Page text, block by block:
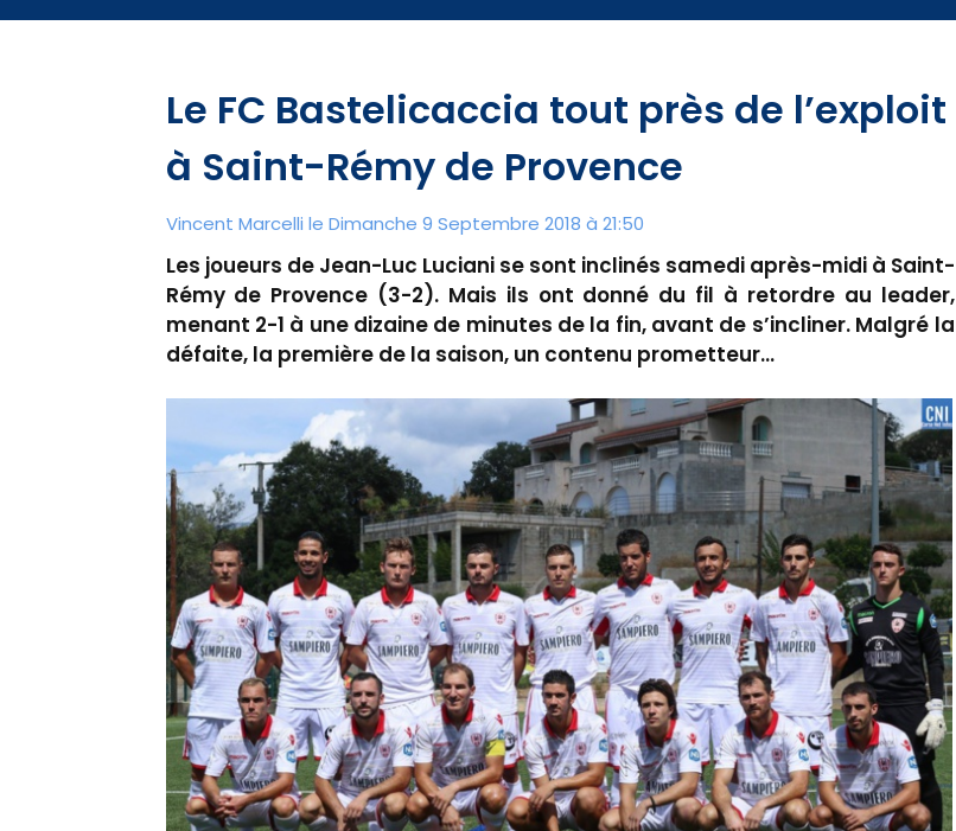
Le FC Bastelicaccia tout près de l’exploit
à Saint-Rémy de Provence
Vincent Marcelli le Dimanche 9 Septembre 2018 à 21:50
Les joueurs de Jean-Luc Luciani se sont inclinés samedi après-midi à Saint-
Rémy de Provence (3-2). Mais ils ont donné du fil à retordre au leader,
menant 2-1 à une dizaine de minutes de la fin, avant de s’incliner. Malgré la
défaite, la première de la saison, un contenu prometteur…